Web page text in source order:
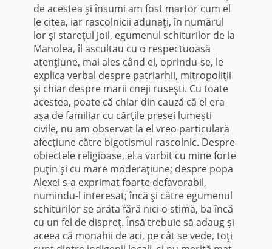
de acestea şi însumi am fost martor cum el
le citea, iar rascolnicii adunaţi, în numărul
lor şi stareţul Joil, egu­menul schiturilor de la
Manolea, îl ascultau cu o respectuoasă
atenţiune, mai ales când el, oprindu-se, le
explica verbal des­pre patriarhii, mitropoliţii
şi chiar despre marii cneji ruseşti. Cu toate
acestea, poate că chiar din cauză că el era
aşa de familiar cu cărţile presei lumeşti
civile, nu am observat la el vreo particulară
afecţiune către bigotismul rascolnic. Despre
obiectele religioase, el a vor­bit cu mine forte
puţin şi cu mare moderaţiune; despre popa
Alexei s-a exprimat foarte defavorabil,
numindu-l interesat; încă şi către egumenul
schiturilor se arăta fără nici o stimă, ba încă
cu un fel de dispreţ. Însă trebuie să adaug şi
aceea că monahii de aci, pe cât se vede, toţi